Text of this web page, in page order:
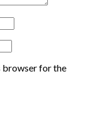
browser for the